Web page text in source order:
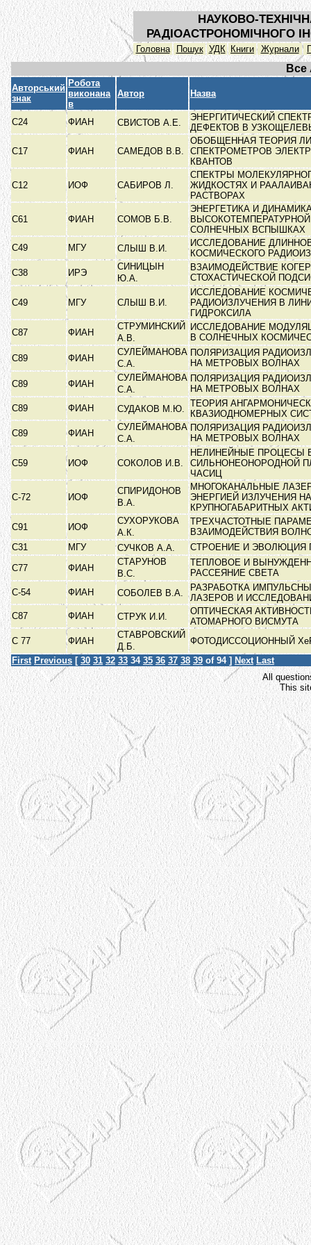
НАУКОВО-
РАДІОАСТРОНОМІЧНОГО
Головна Пошук УДК Книги Журнали
Все
Авторський
знак
Робота
виконана
в
Автор Назва
С24 ФИАН СВИСТОВ А.Е.
ЭНЕРГИТИЧЕСКИЙ
ДЕФЕКТОВ В
С17 ФИАН САМЕДОВ В.В.
ОБОБЩЕННАЯ ТЕОРИЯ
СПЕКТРОМЕТРОВ
КВАНТОВ
С12 ИОФ САБИРОВ Л.
СПЕКТРЫ
ЖИДКОСТЯХ И
РАСТВОРАХ
С61 ФИАН СОМОВ Б.В.
ЭНЕРГЕТИКА И
СОЛНЕЧНЫХ ВСПЫШКАХ
С49
МГУ СЛЫШ В.И.
ИССЛЕДОВАНИЕ
КОСМИЧЕСКОГО
С38
ИРЭ
СИНИЦЫН
Ю.А.
ВЗАИМОДЕЙСТВИЕ
СТОХАСТИЧЕСКОЙ
С49 МГУ СЛЫШ В.И.
ИССЛЕДОВАНИЕ
РАДИОИЗЛУЧЕНИЯ В
ГИДРОКСИЛА
С87
ФИАН
СТРУМИНСКИЙ
А.В.
ИССЛЕДОВАНИЕ
В СОЛНЕЧНЫХ
С89
ФИАН
СУЛЕЙМАНОВА
С.А.
ПОЛЯРИЗАЦИЯ
НА МЕТРОВЫХ ВОЛНАХ
С89
ФИАН
СУЛЕЙМАНОВА
С.А.
ПОЛЯРИЗАЦИЯ
НА МЕТРОВЫХ ВОЛНАХ
С89
ФИАН СУДАКОВ М.Ю.
ТЕОРИЯ
КВАЗИОДНОМЕРНЫХ
С89
ФИАН
СУЛЕЙМАНОВА
С.А.
ПОЛЯРИЗАЦИЯ
НА МЕТРОВЫХ ВОЛНАХ
С59 ИОФ СОКОЛОВ И.В.
НЕЛИНЕЙНЫЕ ПРОЦЕСЫ
СИЛЬНОНЕОНОРОДНОЙ
ЧАСИЦ
С-72 ИОФ
СПИРИДОНОВ
В.А.
МНОГОКАНАЛЬНЫЕ
ЭНЕРГИЕЙ ИЗЛУЧЕНИЯ НА
КРУПНОГАБАРИТНЫХ
С91
ИОФ
СУХОРУКОВА
А.К.
ТРЕХЧАСТОТНЫЕ
ВЗАИМОДЕЙСТВИЯ
С31
МГУ СУЧКОВ А.А.
СТРОЕНИЕ И ЭВОЛЮЦИЯ
С77
ФИАН
СТАРУНОВ
В.С.
ТЕПЛОВОЕ И
РАССЕЯНИЕ СВЕТА
С-54
ФИАН СОБОЛЕВ В.А.
РАЗРАБОТКА
ЛАЗЕРОВ И
С87
ФИАН СТРУК И.И.
ОПТИЧЕСКАЯ
АТОМАРНОГО ВИСМУТА
С 77
ФИАН
СТАВРОВСКИЙ
Д.Б.
ФОТОДИССОЦИОННЫЙ
First Previous [ 30 31 32 33 34 35 36 37 38 39 of 94 ] Next Last
All
This